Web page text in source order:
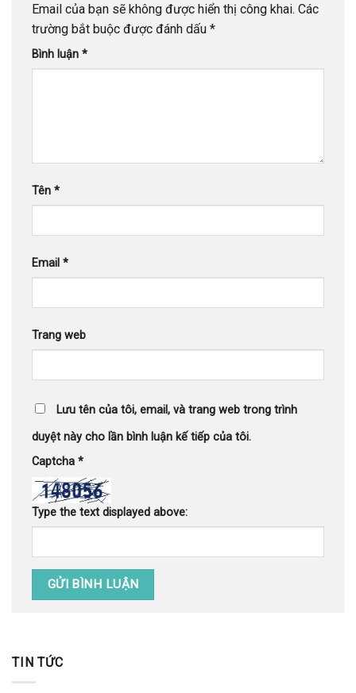
Email của bạn sẽ không được hiển thị công khai. Các
trường bắt buộc được đánh dấu *
Bình luận *
Tên *
Email *
Trang web
Lưu tên của tôi, email, và trang web trong trình
duyệt này cho lần bình luận kế tiếp của tôi.
Captcha *
Type the text displayed above:
TIN TỨC